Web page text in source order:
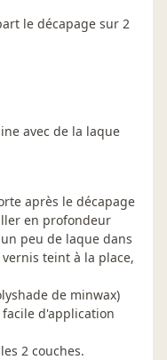
le décapage sur 2
avec de la laque
après le décapage
en profondeur
peu de laque dans
teint à la place,
de minwax)
d'application
2 couches.